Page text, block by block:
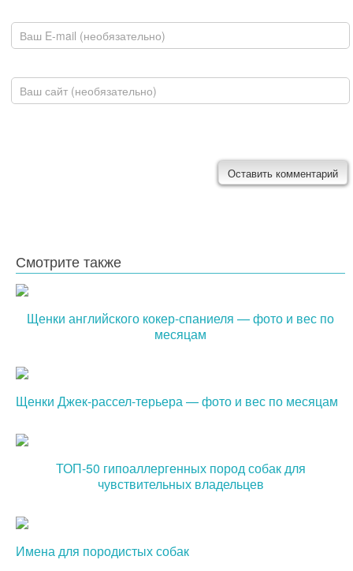
E-mail
Домашняя страница
Смотрите также
Щенки английского кокер-спаниеля — фото и вес по
месяцам
Щенки Джек-рассел-терьера — фото и вес по месяцам
ТОП-50 гипоаллергенных пород собак для
чувствительных владельцев
Имена для породистых собак